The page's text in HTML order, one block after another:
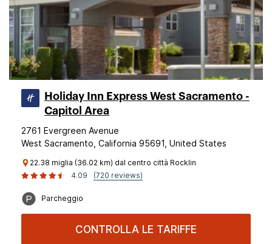
Holiday Inn Express West Sacramento -
Capitol Area
2761 Evergreen Avenue
West Sacramento, California 95691, United States
22.38 miglia (36.02 km) dal centro città Rocklin
4.09
(720 reviews)
Parcheggio
CONTROLLA LE TARIFFE